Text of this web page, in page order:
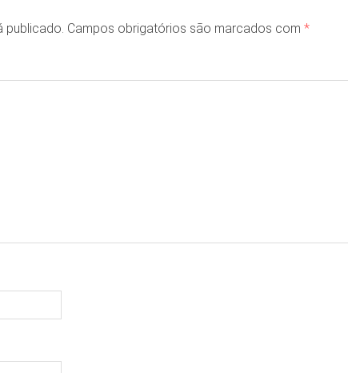
publicado. Campos obrigatórios são marcados com *